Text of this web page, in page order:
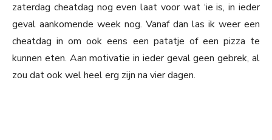
zaterdag cheatdag nog even laat voor wat ‘ie is, in ieder
geval aankomende week nog. Vanaf dan las ik weer een
cheatdag in om ook eens een patatje of een pizza te
kunnen eten. Aan motivatie in ieder geval geen gebrek, al
zou dat ook wel heel erg zijn na vier dagen.